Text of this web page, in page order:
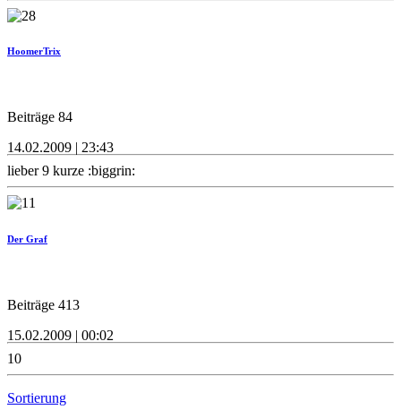
HoomerTrix
Beiträge 84
14.02.2009 | 23:43
lieber 9 kurze :biggrin:
Der Graf
Beiträge 413
15.02.2009 | 00:02
10
Sortierung